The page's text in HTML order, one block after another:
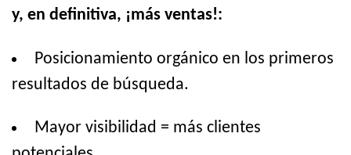
y, en definitiva, ¡más ventas!:
Posicionamiento orgánico en los primeros
resultados de búsqueda.
Mayor visibilidad = más clientes